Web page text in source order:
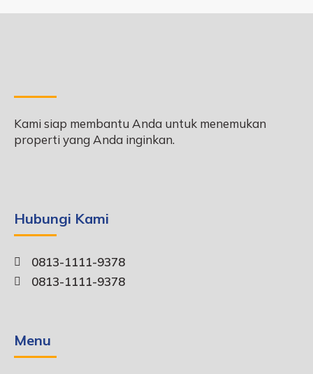
Kami siap membantu Anda untuk menemukan
properti yang Anda inginkan.
Hubungi Kami
0813-1111-9378
0813-1111-9378
Menu